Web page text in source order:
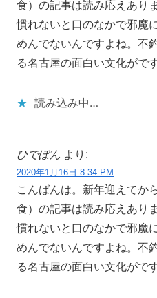
食）の記事は読み応えあり
慣れないと口のなかで邪魔
めんでないんですよね。不
る名古屋の面白い文化がです
読み込み中…
ひでぽん より:
2020年1月16日 8:34 PM
こんばんは。新年迎えてか
食）の記事は読み応えあり
慣れないと口のなかで邪魔
めんでないんですよね。不
る名古屋の面白い文化がです